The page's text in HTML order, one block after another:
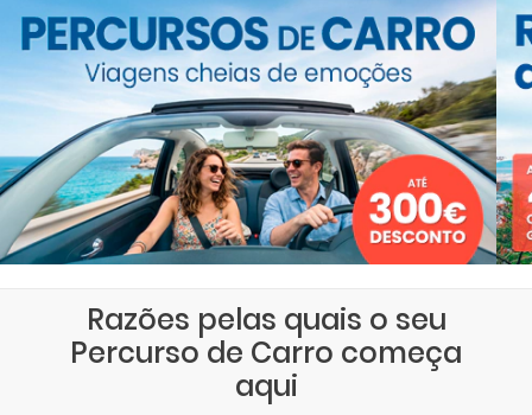
Razões pelas quais o seu
Percurso de Carro começa
aqui